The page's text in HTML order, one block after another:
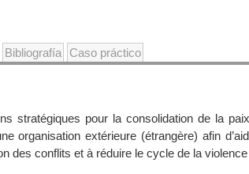
Bibliografía Caso práctico
stratégiques pour la consolidation de la
organisation extérieure (étrangère) afin
des conflits et à réduire le cycle de la